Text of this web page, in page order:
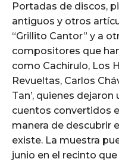
Portadas de discos,
antiguos y otros
“Grillito Cantor” y a
compositores que
como Cachirulo, Los
Revueltas, Carlos
Tan’, quienes
cuentos convertidos
manera de descubrir
existe. La muestra
junio en el recinto